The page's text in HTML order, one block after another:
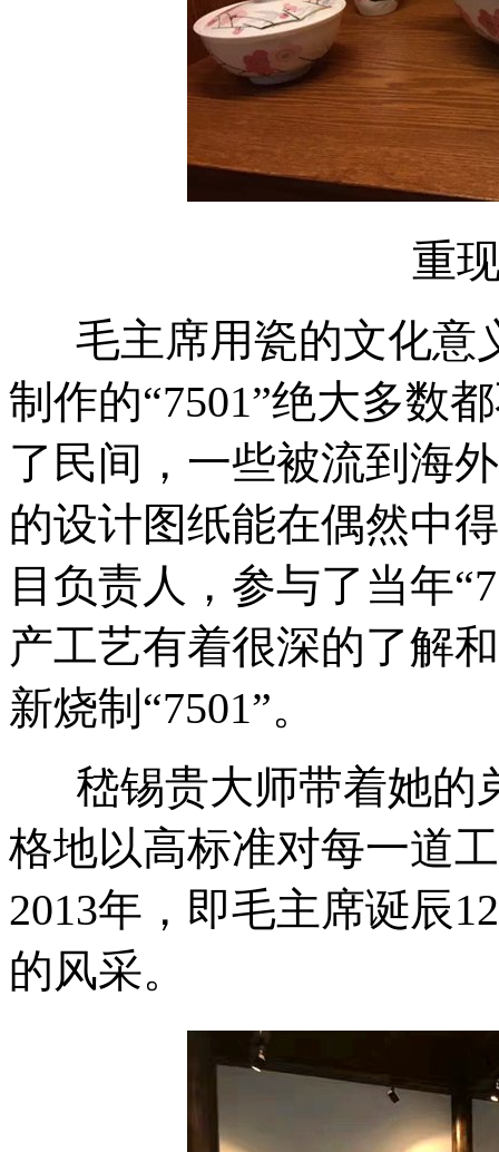
重
毛主席用瓷的文化意
制作的“7501”绝大多数
了民间，一些被流到海
的设计图纸能在偶然中
目负责人，参与了当年
产工艺有着很深的了解
新烧制“7501”。
嵇锡贵大师带着她的
格地以高标准对每一道
2013年，即毛主席诞辰
的风采。